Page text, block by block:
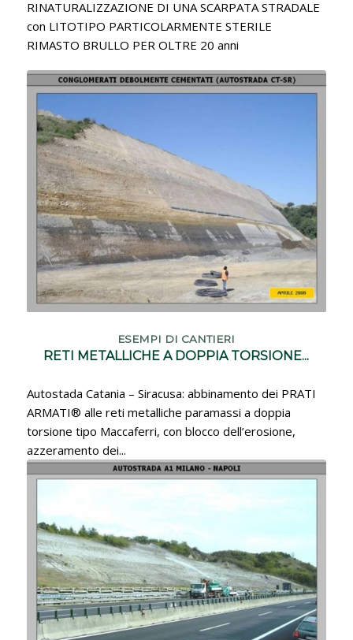
RINATURALIZZAZIONE DI UNA SCARPATA STRADALE
con LITOTIPO PARTICOLARMENTE STERILE
RIMASTO BRULLO PER OLTRE 20 anni
ESEMPI DI CANTIERI
RETI METALLICHE A DOPPIA TORSIONE...
Autostada Catania – Siracusa: abbinamento dei PRATI
ARMATI® alle reti metalliche paramassi a doppia
torsione tipo Maccaferri, con blocco dell’erosione,
azzeramento dei...